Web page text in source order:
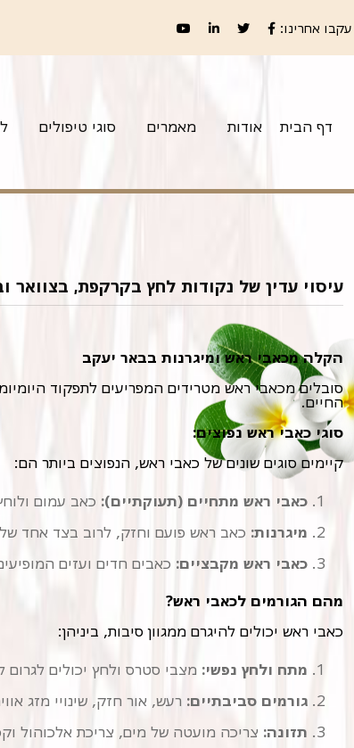
עקבו אחרינו:
דף הבית אודות מאמרים סוגי טיפולים
עיסוי עדין של נקודות לחץ בקרקפת, בצוואר
הקלה מכאבי ראש ומיגרנות בבאר יעקב
החיים.
סוגי כאבי ראש נפוצים:
קיימים סוגים שונים של כאבי ראש, הנפוצים ביותר הם:
כאבי ראש מתחיים (תעוקתיים): כאב עמום
מיגרנות: כאב ראש פועם וחזק, לרוב בצד אחד
כאבי ראש מקבציים: כאבים חדים ועזים
מהם הגורמים לכאבי ראש?
כאבי ראש יכולים להיגרם ממגוון סיבות, ביניהן:
מתח ולחץ נפשי: מצבי סטרס ולחץ יכולים
גורמים סביבתיים: רעש, אור חזק, שינויי מזג
תזונה: צריכה מועטה של מים, צריכת אלכוהול